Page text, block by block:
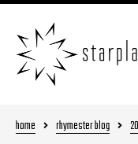
home rhymester blog